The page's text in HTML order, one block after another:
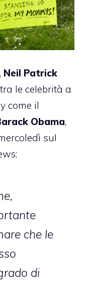
, Neil Patrick
le celebrità a
come il
Obama,
sul
che le
di